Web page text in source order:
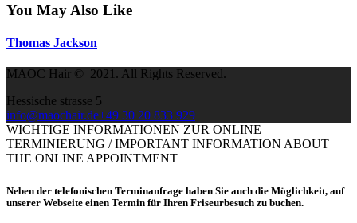
You May Also Like
Thomas Jackson
MAOC Hair © 2021. All Rights Reserved.
Hessische strasse 5
info@maochair.de+49 30 20 833 929
WICHTIGE INFORMATIONEN ZUR ONLINE
TERMINIERUNG / IMPORTANT INFORMATION ABOUT
THE ONLINE APPOINTMENT
Neben der telefonischen Terminanfrage haben Sie auch die Möglichkeit, auf
unserer Webseite einen Termin für Ihren Friseurbesuch zu buchen.